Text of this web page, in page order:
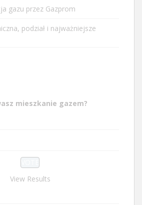
gazu przez Gazprom
podział i najważniejsze
mieszkanie gazem?
View Results